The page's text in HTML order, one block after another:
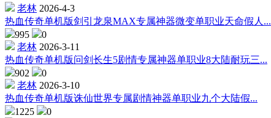
老林 2026-4-3
热血传奇单机版剑引龙泉MAX专属神器微变单职业天命假人...
995
0
老林 2026-3-11
热血传奇单机版问剑长生5剧情专属神器单职业8大陆耐玩三...
902
0
老林 2026-3-10
热血传奇单机版诛仙世界专属剧情神器单职业九个大陆假...
1225
0